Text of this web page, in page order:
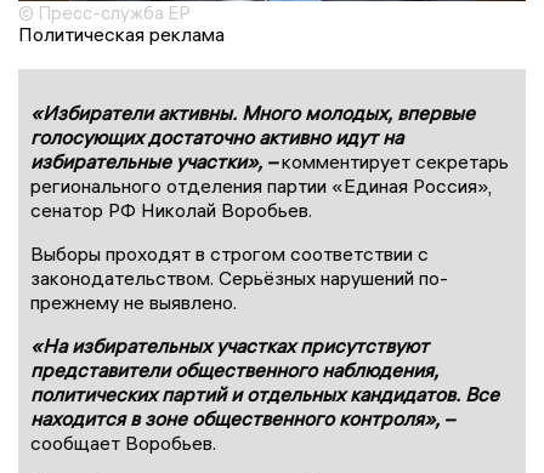
© Пресс-служба ЕР
Политическая реклама
«Избиратели активны. Много молодых, впервые
голосующих достаточно активно идут на
избирательные участки», – комментирует секретарь
регионального отделения партии «Единая Россия»,
сенатор РФ Николай Воробьев.
Выборы проходят в строгом соответствии с
законодательством. Серьёзных нарушений по-
прежнему не выявлено.
«На избирательных участках присутствуют
представители общественного наблюдения,
политических партий и отдельных кандидатов. Все
находится в зоне общественного контроля», –
сообщает Воробьев.